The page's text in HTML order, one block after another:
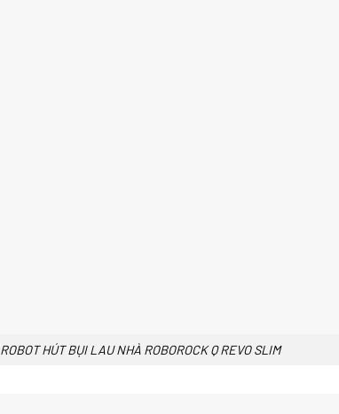
ROBOT HÚT BỤI LAU NHÀ ROBOROCK Q REVO SLIM